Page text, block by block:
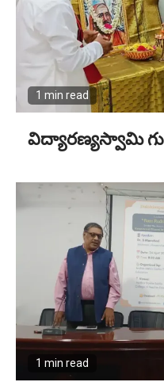
1 min read
విద్యారణ్యస్వామి
1 min read